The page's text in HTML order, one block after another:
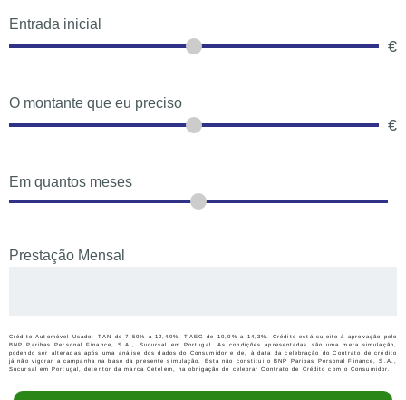
Entrada inicial
€
O montante que eu preciso
€
Em quantos meses
Prestação Mensal
Crédito Automóvel Usado: TAN de 7,50% a 12,40%. TAEG de 10,0% a 14,3%. Crédito está sujeito à aprovação pelo
BNP Paribas Personal Finance, S.A., Sucursal em Portugal. As condições apresentadas são uma mera simulação,
podendo ser alteradas após uma análise dos dados do Consumidor e de, à data da celebração do Contrato de crédito
já não vigorar a campanha na base da presente simulação. Esta não constitui o BNP Paribas Personal Finance, S.A.,
Sucursal em Portugal, detentor da marca Cetelem, na obrigação de celebrar Contrato de Crédito com o Consumidor.